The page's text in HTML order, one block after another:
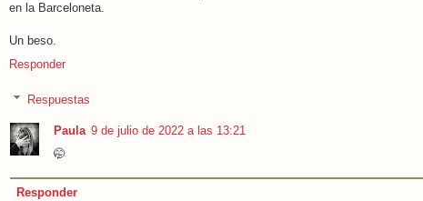
en la Barceloneta.
Un beso.
Responder
Respuestas
Paula 9 de julio de 2022 a las 13:21
🤭
Responder